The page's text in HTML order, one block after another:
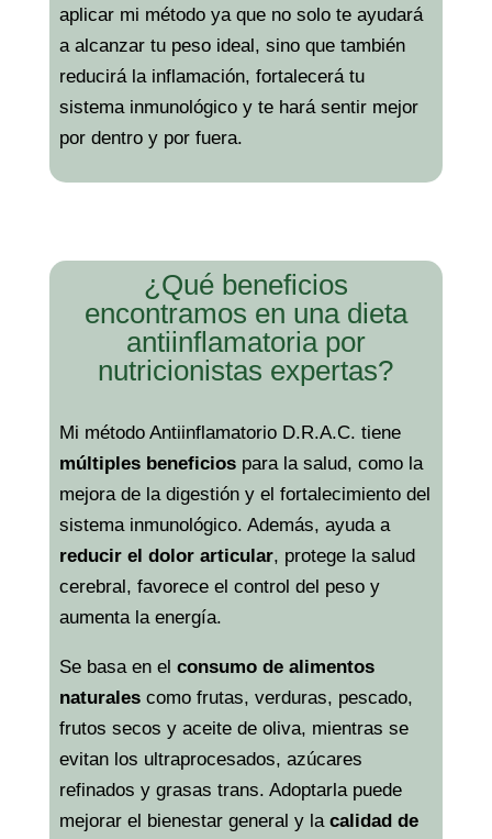
aplicar mi método ya que no solo te ayudará
a alcanzar tu peso ideal, sino que también
reducirá la inflamación, fortalecerá tu
sistema inmunológico y te hará sentir mejor
por dentro y por fuera.
¿Qué beneficios
encontramos en una dieta
antiinflamatoria por
nutricionistas expertas?
Mi método Antiinflamatorio D.R.A.C. tiene
múltiples beneficiospara la salud, como la
mejora de la digestión y el fortalecimiento del
sistema inmunológico. Además, ayuda a
reducir el dolor articular, protege la salud
cerebral, favorece el control del peso y
aumenta la energía.
Se basa en el consumo de alimentos
naturalescomo frutas, verduras, pescado,
frutos secos y aceite de oliva, mientras se
evitan los ultraprocesados, azúcares
refinados y grasas trans. Adoptarla puede
mejorar el bienestar general y la calidad de